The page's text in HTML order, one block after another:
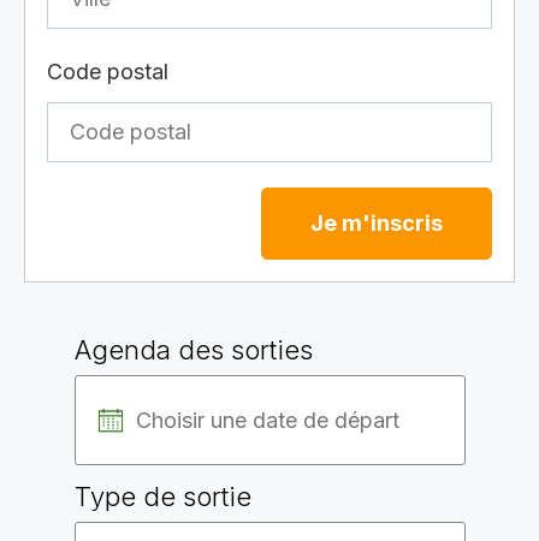
Code postal
Je m'inscris
Agenda des sorties
Type de sortie